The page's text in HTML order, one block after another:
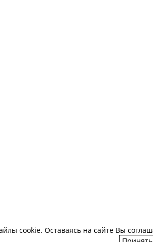
cookie. Оставаясь на сайте Вы